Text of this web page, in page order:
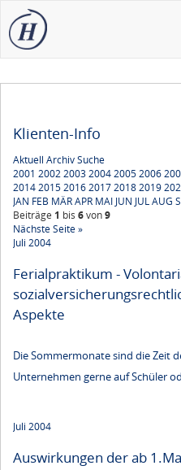
Klienten-Info
Aktuell ArchivSuche
2001 20022003200420052006
201420152016201720182019
JAN FEB MÄRAPR MAI JUN JULAUG
Beiträge 1 bis 6von9
Nächste Seite »
Juli 2004
Ferialpraktikum -
Aspekte
Die Sommermonate sind die Zeit
Unternehmen gerne auf Schüler
Juli 2004
Auswirkungen der ab